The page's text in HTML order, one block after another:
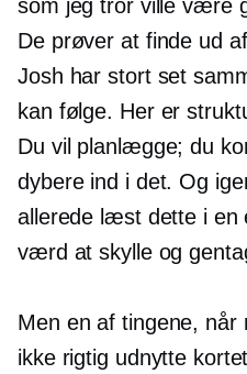
som jeg tror ville være
De prøver at finde ud
Josh har stort set
kan følge. Her er
Du vil planlægge; du
dybere ind i det. Og
allerede læst dette i en
værd at skylle og
Men en af ​​tingene, når
ikke rigtig udnytte